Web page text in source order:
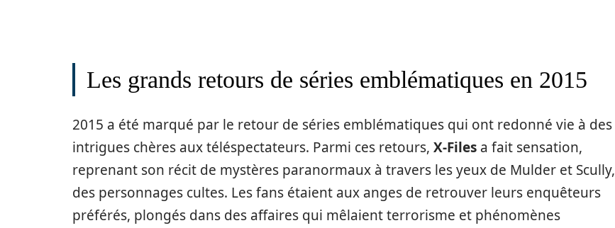
Les grands retours de séries emblématiques en 2015
2015 a été marqué par le retour de séries emblématiques qui ont redonné vie à des
intrigues chères aux téléspectateurs. Parmi ces retours, X-Files a fait sensation,
reprenant son récit de mystères paranormaux à travers les yeux de Mulder et Scully,
des personnages cultes. Les fans étaient aux anges de retrouver leurs enquêteurs
préférés, plongés dans des affaires qui mêlaient terrorisme et phénomènes